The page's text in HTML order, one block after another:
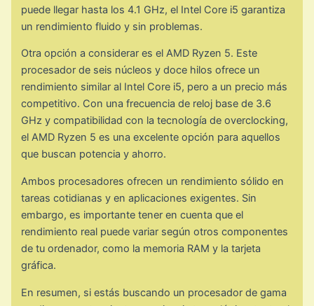
puede llegar hasta los 4.1 GHz, el Intel Core i5 garantiza
un rendimiento fluido y sin problemas.
Otra opción a considerar es el AMD Ryzen 5. Este
procesador de seis núcleos y doce hilos ofrece un
rendimiento similar al Intel Core i5, pero a un precio más
competitivo. Con una frecuencia de reloj base de 3.6
GHz y compatibilidad con la tecnología de overclocking,
el AMD Ryzen 5 es una excelente opción para aquellos
que buscan potencia y ahorro.
Ambos procesadores ofrecen un rendimiento sólido en
tareas cotidianas y en aplicaciones exigentes. Sin
embargo, es importante tener en cuenta que el
rendimiento real puede variar según otros componentes
de tu ordenador, como la memoria RAM y la tarjeta
gráfica.
En resumen, si estás buscando un procesador de gama